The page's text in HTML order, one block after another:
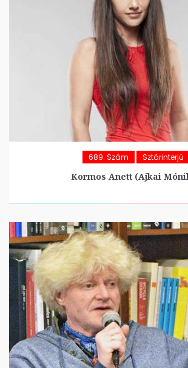
689. Szám Sztárinterjú
Kormos Anett (Ajkai